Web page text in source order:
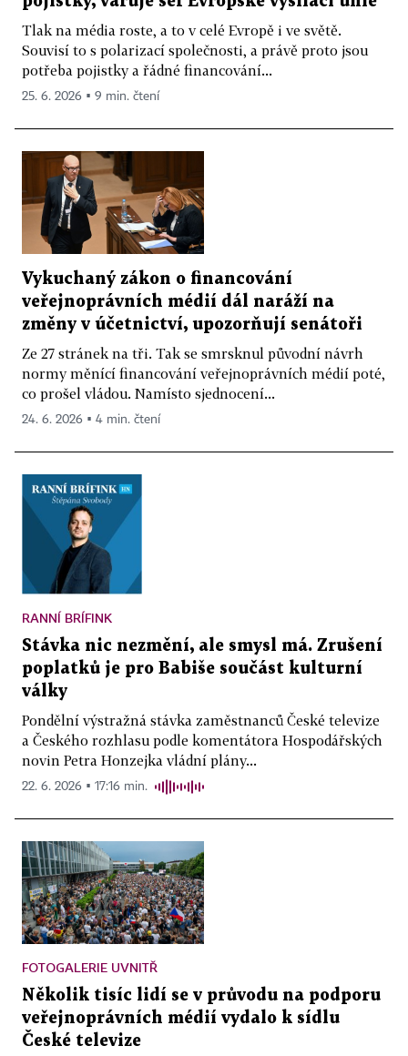
Tlak na média roste, a to v celé Evropě i ve světě.
Souvisí to s polarizací společnosti, a právě proto jsou
potřeba pojistky a řádné financování...
25. 6. 2026 ▪ 9 min. čtení
Vykuchaný zákon o financování
veřejnoprávních médií dál naráží na
změny v účetnictví, upozorňují senátoři
Ze 27 stránek na tři. Tak se smrsknul původní návrh
normy měnící financování veřejnoprávních médií poté,
co prošel vládou. Namísto sjednocení...
24. 6. 2026 ▪ 4 min. čtení
RANNÍ BRÍFINK
Stávka nic nezmění, ale smysl má. Zrušení
poplatků je pro Babiše součást kulturní
války
Pondělní výstražná stávka zaměstnanců České televize
a Českého rozhlasu podle komentátora Hospodářských
novin Petra Honzejka vládní plány...
22. 6. 2026 ▪ 17:16 min.
FOTOGALERIE UVNITŘ
Několik tisíc lidí se v průvodu na podporu
veřejnoprávních médií vydalo k sídlu
České televize